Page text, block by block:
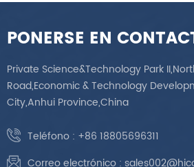
PONERSE EN
Private Science&Technology Park
Road,Economic & Technology
City,Anhui Province,China
Teléfono : +86 18805696311
Correo electrónico :